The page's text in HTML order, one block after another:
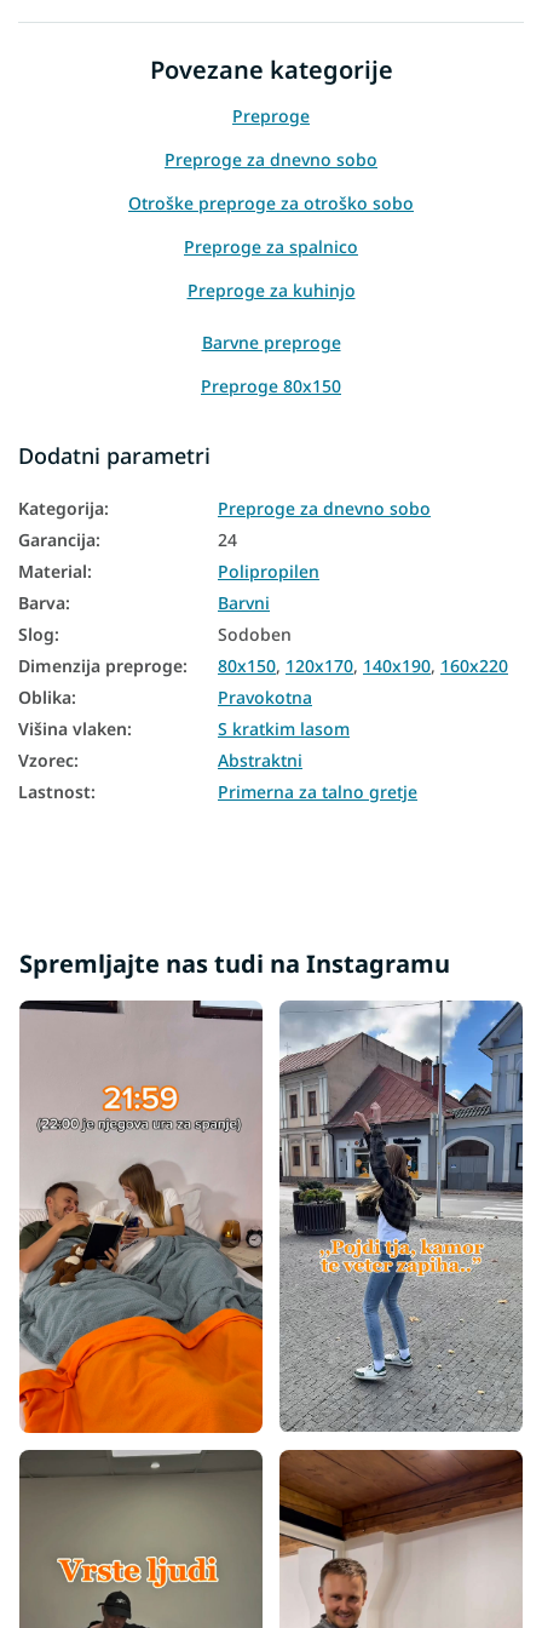
Povezane kategorije
Preproge
Preproge za dnevno sobo
Otroške preproge za otroško sobo
Preproge za spalnico
Preproge za kuhinjo
Barvne preproge
Preproge 80x150
Preproge 160x220
Preproge 180x260
Preproge 200x290
Preproge 240x330
Dodatni parametri
Kategorija:
Preproge za dnevno sobo
Garancija:
24
Material:
Polipropilen
Barva:
Barvni
Slog:
Sodoben
Dimenzija preproge: 80x150, 120x170, 140x190, 160x220
Oblika:
Pravokotna
Višina vlaken:
S kratkim lasom
Vzorec:
Abstraktni
Lastnost: Primerna za talno gretje
Spremljajte nas tudi na Instagramu